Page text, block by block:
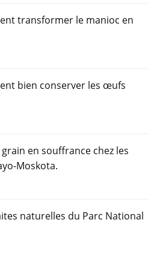
transformer le manioc en
bien conserver les œufs
en souffrance chez les
Moskota.
naturelles du Parc National